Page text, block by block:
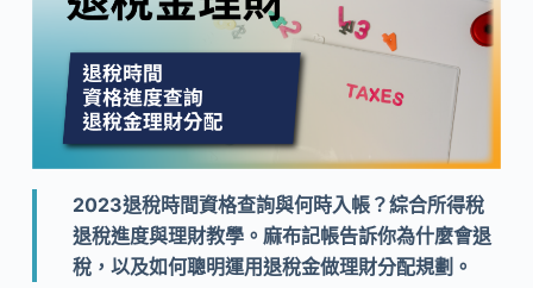
2023退稅時間資格查詢與何時入帳？綜合所得稅
退稅進度與理財教學。麻布記帳告訴你為什麼會退
稅，以及如何聰明運用退稅金做理財分配規劃。